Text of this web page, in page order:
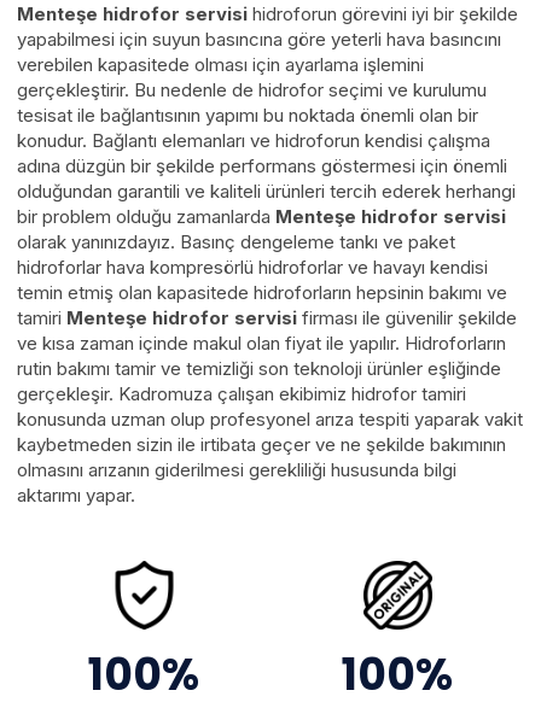
Menteşe hidrofor servisi hidroforun görevini iyi bir şekilde
yapabilmesi için suyun basıncına göre yeterli hava basıncını
verebilen kapasitede olması için ayarlama işlemini
gerçekleştirir. Bu nedenle de hidrofor seçimi ve kurulumu
tesisat ile bağlantısının yapımı bu noktada önemli olan bir
konudur. Bağlantı elemanları ve hidroforun kendisi çalışma
adına düzgün bir şekilde performans göstermesi için önemli
olduğundan garantili ve kaliteli ürünleri tercih ederek herhangi
bir problem olduğu zamanlarda Menteşe hidrofor servisi
olarak yanınızdayız. Basınç dengeleme tankı ve paket
hidroforlar hava kompresörlü hidroforlar ve havayı kendisi
temin etmiş olan kapasitede hidroforların hepsinin bakımı ve
tamiri Menteşe hidrofor servisi firması ile güvenilir şekilde
ve kısa zaman içinde makul olan fiyat ile yapılır. Hidroforların
rutin bakımı tamir ve temizliği son teknoloji ürünler eşliğinde
gerçekleşir. Kadromuza çalışan ekibimiz hidrofor tamiri
konusunda uzman olup profesyonel arıza tespiti yaparak vakit
kaybetmeden sizin ile irtibata geçer ve ne şekilde bakımının
olmasını arızanın giderilmesi gerekliliği hususunda bilgi
aktarımı yapar.
100% 100%